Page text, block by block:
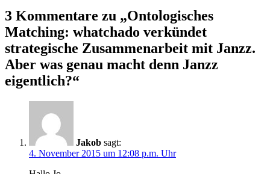
3 Kommentare zu „Ontologisches
Matching: whatchado verkündet
strategische Zusammenarbeit mit Janzz.
Aber was genau macht denn Janzz
eigentlich?“
Jakob sagt:
4. November 2015 um 12:08 p.m. Uhr